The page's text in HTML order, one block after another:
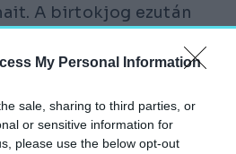
My Personal Information
sale, sharing to third parties, or
or sensitive information for
please use the below opt-out
A birtokjog ezután
újra